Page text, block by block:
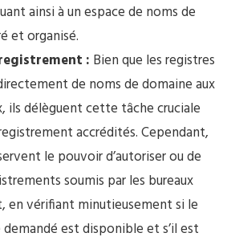
ainsi à un espace de noms de
et organisé.
: Bien que les registres
de noms de domaine aux
ils délèguent cette tâche cruciale
accrédités. Cependant,
le pouvoir d’autoriser ou de
soumis par les bureaux
en vérifiant minutieusement si le
est disponible et s’il est